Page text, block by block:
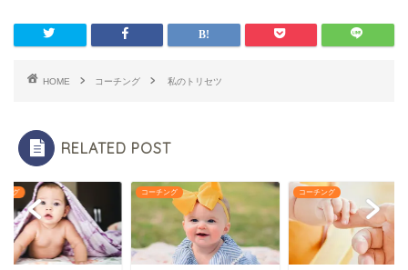
HOME コーチング 私のトリセツ
RELATED POST
ング コーチング コーチング